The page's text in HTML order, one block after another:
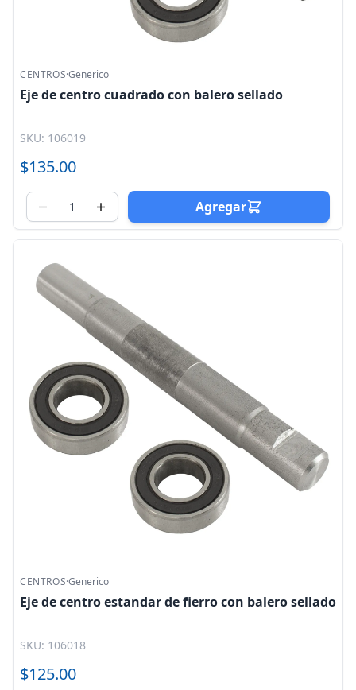
CENTROS·Generico
Eje de centro cuadrado con balero sellado
SKU: 106019
$135.00
Agregar
CENTROS·Generico
Eje de centro estandar de fierro con balero sellado
SKU: 106018
$125.00